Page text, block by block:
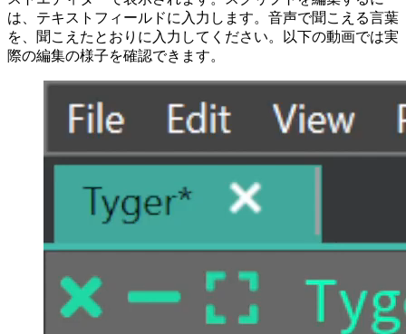
は、テキストフィールドに入力します。音声で聞こえる言葉
を、聞こえたとおりに入力してください。以下の動画では実
際の編集の様子を確認できます。